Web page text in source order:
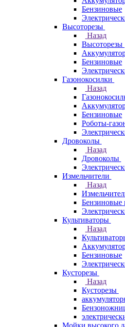
Бензиновые
Высоторезы
Назад
Высоторезы
Бензиновые
Газонокосилки
Назад
Бензиновые
Роботы-
Дровоколы
Назад
Дровоколы
Измельчители
Назад
Бензиновые
Культиваторы
Назад
Бензиновые
Кусторезы
Назад
Кусторезы
Мойки высокого